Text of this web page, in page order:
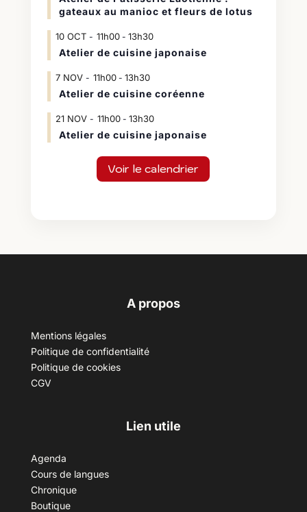
gateaux au manioc et fleurs de lotus
10 OCT 11h00- 13h30
Atelier de cuisine japonaise
7 NOV 11h00- 13h30
Atelier de cuisine coréenne
21 NOV 11h00- 13h30
Atelier de cuisine japonaise
Voir le calendrier
A propos
Mentions légales
Politique de confidentialité
Politique de cookies
CGV
Lien utile
Agenda
Cours de langues
Chronique
Boutique